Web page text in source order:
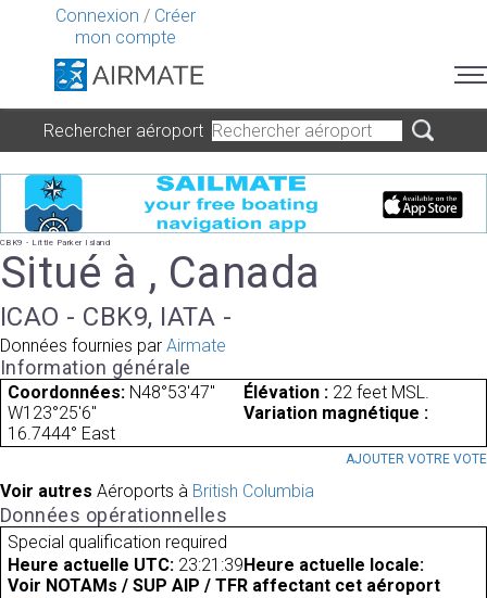
Connexion / Créer
mon compte
Rechercher aéroport
CBK9 - Little Parker Island
Situé à , Canada
ICAO - CBK9, IATA -
Données fournies par Airmate
Information générale
Coordonnées: N48°53'47"
W123°25'6"
Élévation : 22 feet MSL.
Variation magnétique :
16.7444° East
AJOUTER VOTRE VOTE
Voir autres Aéroports à British Columbia
Données opérationnelles
Special qualification required
Heure actuelle UTC: 23:21:39 Heure actuelle locale:
Voir NOTAMs / SUP AIP / TFR affectant cet aéroport